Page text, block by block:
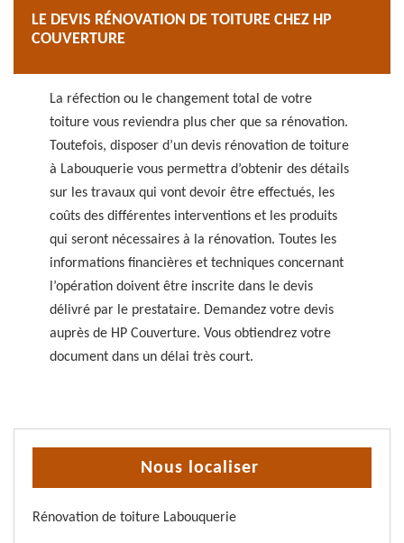
LE DEVIS RÉNOVATION DE TOITURE CHEZ HP
COUVERTURE
La réfection ou le changement total de votre
toiture vous reviendra plus cher que sa rénovation.
Toutefois, disposer d’un devis rénovation de toiture
à Labouquerie vous permettra d’obtenir des détails
sur les travaux qui vont devoir être effectués, les
coûts des différentes interventions et les produits
qui seront nécessaires à la rénovation. Toutes les
informations financières et techniques concernant
l’opération doivent être inscrite dans le devis
délivré par le prestataire. Demandez votre devis
auprès de HP Couverture. Vous obtiendrez votre
document dans un délai très court.
Nous localiser
Rénovation de toiture Labouquerie